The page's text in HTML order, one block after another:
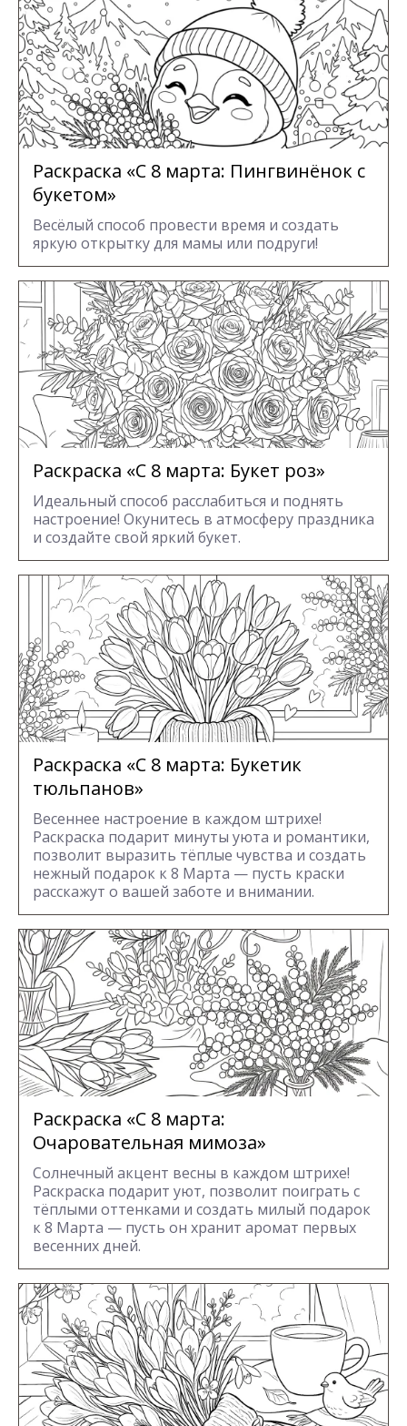
Раскраска «С 8 марта: Пингвинёнок с
букетом»
Весёлый способ провести время и создать
яркую открытку для мамы или подруги!
Раскраска «С 8 марта: Букет роз»
Идеальный способ расслабиться и поднять
настроение! Окунитесь в атмосферу праздника
и создайте свой яркий букет.
Раскраска «С 8 марта: Букетик
тюльпанов»
Весеннее настроение в каждом штрихе!
Раскраска подарит минуты уюта и романтики,
позволит выразить тёплые чувства и создать
нежный подарок к 8 Марта — пусть краски
расскажут о вашей заботе и внимании.
Раскраска «С 8 марта:
Очаровательная мимоза»
Солнечный акцент весны в каждом штрихе!
Раскраска подарит уют, позволит поиграть с
тёплыми оттенками и создать милый подарок
к 8 Марта — пусть он хранит аромат первых
весенних дней.